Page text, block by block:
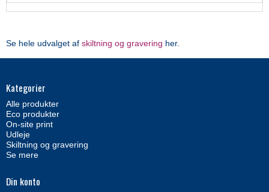
Se hele udvalget af skiltning og gravering her.
Kategorier
Alle produkter
Eco produkter
On-site print
Udleje
Skiltning og gravering
Se mere
Din konto